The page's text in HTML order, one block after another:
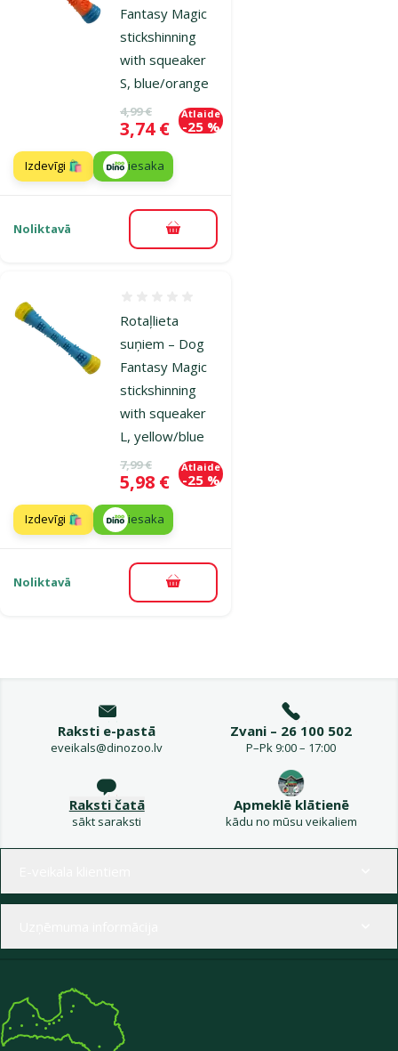
Fantasy Magic
stickshinning
with squeaker
S, blue/orange
Oriģinālā cena
4,99 €
Cena
3,74 €
Atlaide
-25 %
Izdevīgi 🛍️ iesaka
Noliktavā Pievienot grozam
Rotaļlieta
suņiem – Dog
Fantasy Magic
stickshinning
with squeaker
L, yellow/blue
Oriģinālā cena
7,99 €
Cena
5,98 €
Atlaide
-25 %
Izdevīgi 🛍️ iesaka
Noliktavā Pievienot grozam
Raksti e-pastā
eveikals@dinozoo.lv
Zvani – 26 100 502
P–Pk 9:00 – 17:00
Raksti čatā
sākt saraksti
Apmeklē klātienē
kādu no mūsu veikaliem